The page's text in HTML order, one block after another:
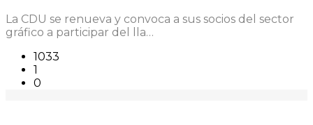
La CDU se renueva y convoca a sus socios del sector
gráfico a participar del lla…
1033
1
0